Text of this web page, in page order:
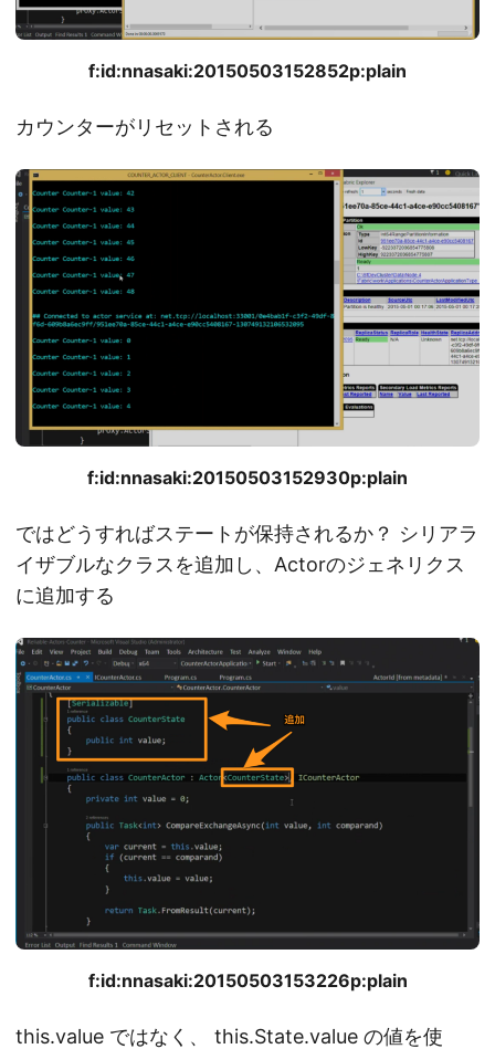
f:id:nnasaki:20150503152852p:plain
カウンターがリセットされる
f:id:nnasaki:20150503152930p:plain
ではどうすればステートが保持されるか？ シリアラ
イザブルなクラスを追加し、Actorのジェネリクス
に追加する
f:id:nnasaki:20150503153226p:plain
this.value ではなく、 this.State.value の値を使